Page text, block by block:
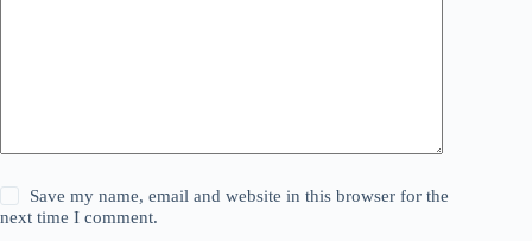
Save my name, email and website in this browser for the
next time I comment.